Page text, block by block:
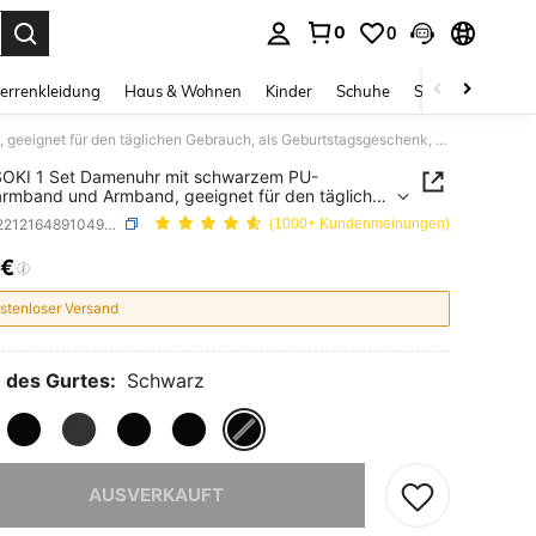
0 0
Haus & Wohnen Kinder Schuhe Schmuck &
SOKI SOKI 1 Set Damenuhr mit schwarzem PU-Lederarmband und Armband, geeignet für den täglichen Gebrauch, als Geburtstagsgeschenk, für Partys, Feierlichkeiten, ideal als Geschenk für sich selbst oder Freunde. Ohne Verpackungsbox.
1 Set Damenuhr mit schwarzem PU-
und Armband, geeignet für den täglichen
als Geburtstagsgeschenk, für Partys,
ideal als Geschenk für sich selbst oder
Ohne Verpackungsbox.
SKU: sj2212164891049119 (1000+ Kundenmeinungen)
AND AVAILABILITY
Versand
des Gurtes: Schwarz
AUSVERKAUFT